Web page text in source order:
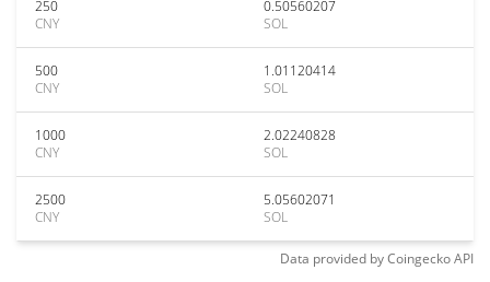
250
CNY
0.50560207
SOL
500
CNY
1.01120414
SOL
1000
CNY
2.02240828
SOL
2500
CNY
5.05602071
SOL
Data provided byCoingeckoAPI